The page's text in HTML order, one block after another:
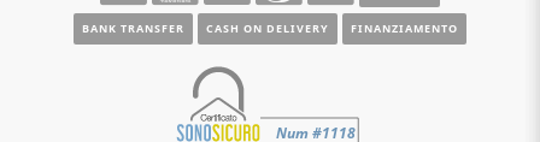
BANK TRANSFER CASH ON DELIVERY FINANZIAMENTO